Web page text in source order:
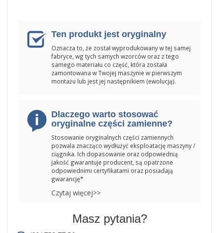
Ten produkt jest oryginalny
Oznacza to, że został wyprodukowany w tej samej
fabryce, wg tych samych wzorców oraz z tego
samego materiału co część, która została
zamontowana w Twojej maszynie w pierwszym
montażu lub jest jej następnikiem (ewolucją).
Dlaczego warto stosować
oryginalne części zamienne?
Stosowanie oryginalnych części zamiennych
pozwala znacząco wydłużyć eksploatację maszyny /
ciągnika. Ich dopasowanie oraz odpowiednią
jakość gwarantuje producent, są opatrzone
odpowiednimi certyfikatami oraz posiadają
gwarancję*
Czytaj więcej>>
Masz pytania?